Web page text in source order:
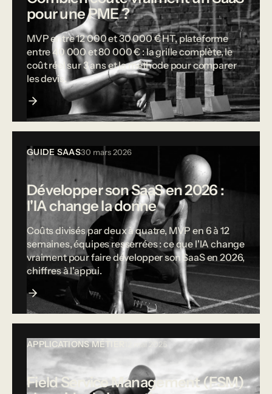
pour une PME ?
MVP entre 12 000 et 30 000 € HT, plateforme
entre 40 000 et 80 000 € : la grille complète, le
coût réel sur 3 ans et la méthode pour comparer
les devis.
GUIDE SAAS30 mars 2026
Développer son SaaS en 2026 :
l'IA change la donne
Coûts divisés par deux à quatre, MVP en 6 à 12
semaines, équipes resserrées : ce que l'IA change
vraiment pour faire développer son SaaS en 2026,
chiffres à l'appui.
APPLICATIONS MÉTIER 12 mai 2025
Field Service Management (FSM)